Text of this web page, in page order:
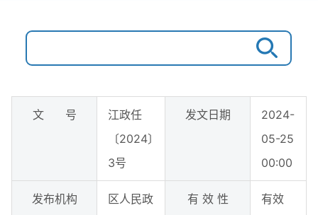
文 号
江政任
〔2024〕
3号
发文日期
2024-
05-25
00:00
发布机构
区人民政
有 效 性 有效